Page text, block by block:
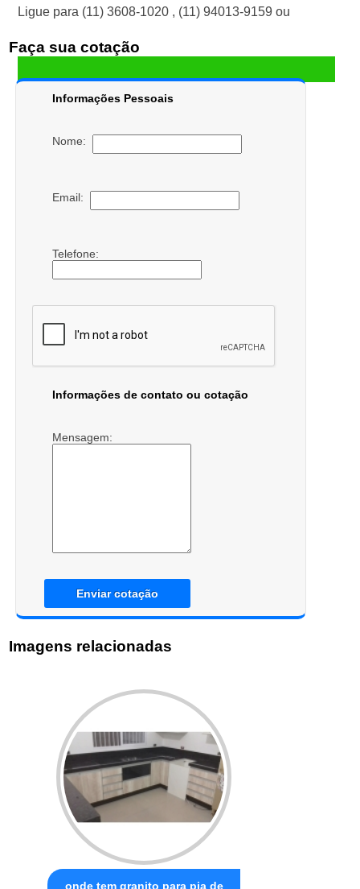
Ligue para (11) 3608-1020 , (11) 94013-9159 ou
Faça sua cotação
Informações Pessoais
Nome:
Email:
Telefone:
Informações de contato ou cotação
Mensagem:
Enviar cotação
Imagens relacionadas
onde tem granito para pia de